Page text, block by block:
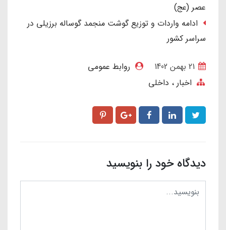
عصر (عج)
ادامه واردات و توزیع گوشت منجمد گوساله برزیلی در
سراسر کشور
روابط عمومی
اخبار
داخلی
دیدگاه خود را بنویسید